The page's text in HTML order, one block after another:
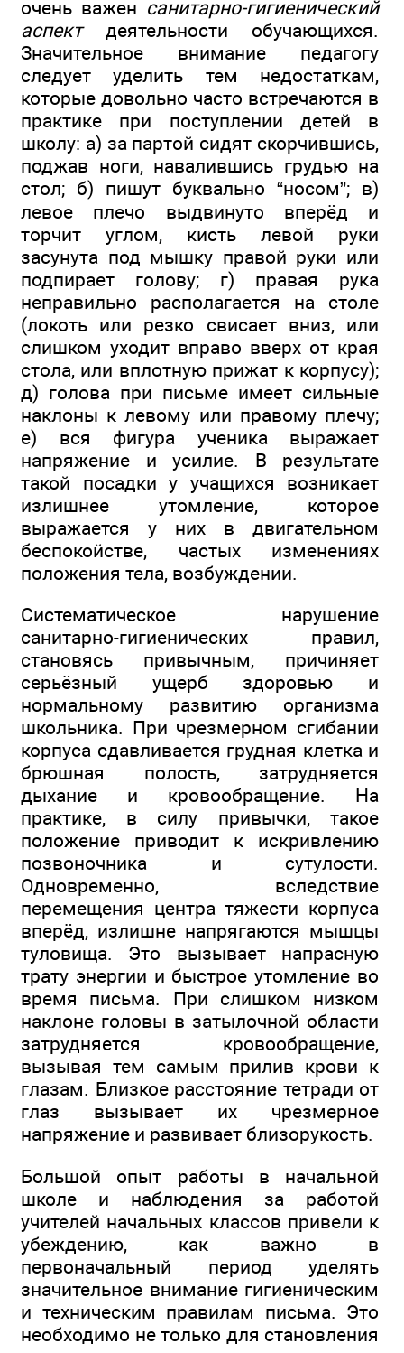
очень важен санитарно-гигиенический
аспектдеятельности обучающихся.
Значительное внимание педагогу
следует уделить тем недостаткам,
которые довольно часто встречаются в
практике при поступлении детей в
школу: а) за партой сидят скорчившись,
поджав ноги, навалившись грудью на
стол; б) пишут буквально “носом”; в)
левое плечо выдвинуто вперёд и
торчит углом, кисть левой руки
засунута под мышку правой руки или
подпирает голову; г) правая рука
неправильно располагается на столе
(локоть или резко свисает вниз, или
слишком уходит вправо вверх от края
стола, или вплотную прижат к корпусу);
д) голова при письме имеет сильные
наклоны к левому или правому плечу;
е) вся фигура ученика выражает
напряжение и усилие. В результате
такой посадки у учащихся возникает
излишнее утомление, которое
выражается у них в двигательном
беспокойстве, частых изменениях
положения тела, возбуждении.
Систематическое нарушение
санитарно-гигиенических правил,
становясь привычным, причиняет
серьёзный ущерб здоровью и
нормальному развитию организма
школьника. При чрезмерном сгибании
корпуса сдавливается грудная клетка и
брюшная полость, затрудняется
дыхание и кровообращение. На
практике, в силу привычки, такое
положение приводит к искривлению
позвоночника и сутулости.
Одновременно, вследствие
перемещения центра тяжести корпуса
вперёд, излишне напрягаются мышцы
туловища. Это вызывает напрасную
трату энергии и быстрое утомление во
время письма. При слишком низком
наклоне головы в затылочной области
затрудняется кровообращение,
вызывая тем самым прилив крови к
глазам. Близкое расстояние тетради от
глаз вызывает их чрезмерное
напряжение и развивает близорукость.
Большой опыт работы в начальной
школе и наблюдения за работой
учителей начальных классов привели к
убеждению, как важно в
первоначальный период уделять
значительное внимание гигиеническим
и техническим правилам письма. Это
необходимо не только для становления